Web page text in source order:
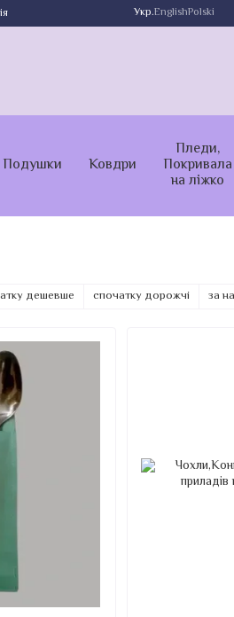
Укр.EnglishPolski
Подушки Ковдри
Пледи,
Покривала
на ліжко
дешевше спочатку дорожчі за